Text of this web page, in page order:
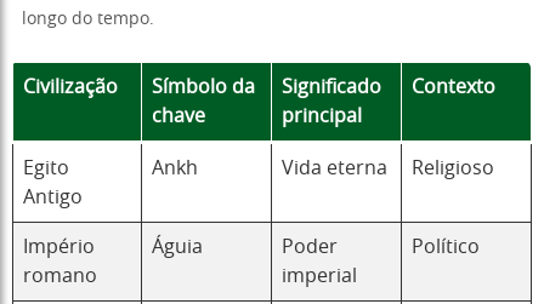
longo do tempo.
Civilização
Símbolo da
chave
Significado
principal
Contexto
Egito
Antigo
Ankh Vida eterna Religioso
Império
romano
Águia
Poder
imperial
Político